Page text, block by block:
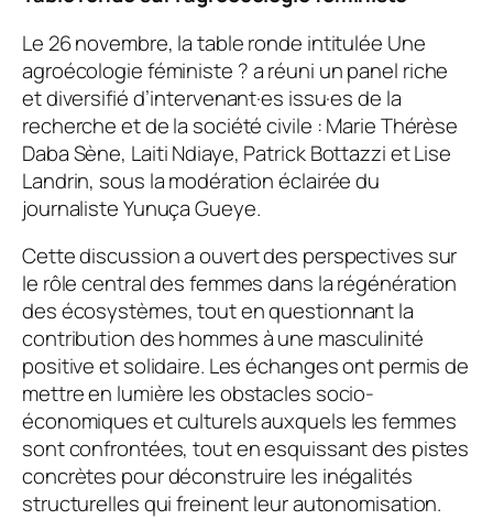
Le 26 novembre, la table ronde intitulée Une
agroécologie féministe ?a réuni un panel riche
et diversifié d’intervenant·es issu·es de la
recherche et de la société civile : Marie Thérèse
Daba Sène, Laiti Ndiaye, Patrick Bottazzi et Lise
Landrin, sous la modération éclairée du
journaliste Yunuça Gueye.
Cette discussion a ouvert des perspectives sur
le rôle central des femmes dans la régénération
des écosystèmes, tout en questionnant la
contribution des hommes à une masculinité
positive et solidaire. Les échanges ont permis de
mettre en lumière les obstacles socio-
économiques et culturels auxquels les femmes
sont confrontées, tout en esquissant des pistes
concrètes pour déconstruire les inégalités
structurelles qui freinent leur autonomisation.